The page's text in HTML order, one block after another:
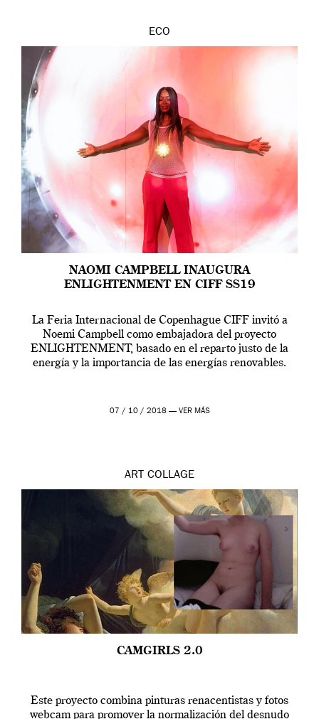
ECO
NAOMI CAMPBELL INAUGURA
ENLIGHTENMENT EN CIFF SS19
La Feria Internacional de Copenhague CIFF invitó a
Noemi Campbell como embajadora del proyecto
ENLIGHTENMENT, basado en el reparto justo de la
energía y la importancia de las energías renovables.
07 / 10 / 2018 — VER MÁS
ART COLLAGE
CAMGIRLS 2.0
Este proyecto combina pinturas renacentistas y fotos
webcam para promover la normalización del desnudo